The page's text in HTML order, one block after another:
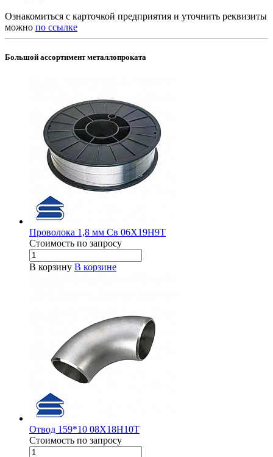
Ознакомиться с карточкой предприятия и уточнить реквизиты
можно по ссылке
Большой ассортимент металлопроката
Проволока 1,8 мм Св 06Х19Н9Т
Стоимость по запросу
В корзину В корзине
Отвод 159*10 08Х18Н10Т
Стоимость по запросу